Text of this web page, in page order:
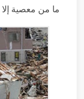
ما من معصية